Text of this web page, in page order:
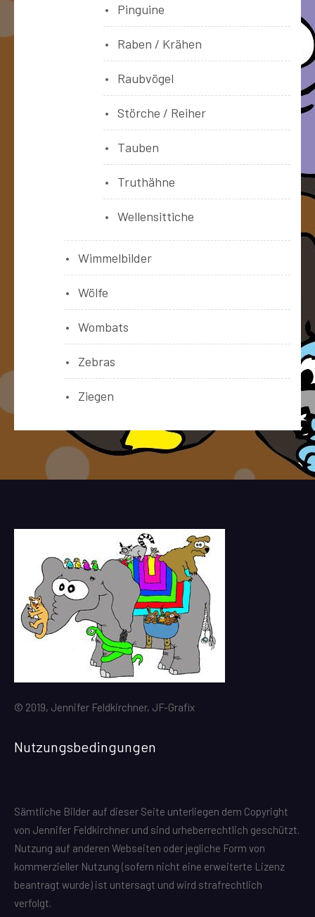
Pinguine
Raben / Krähen
Raubvögel
Störche / Reiher
Tauben
Truthähne
Wellensittiche
Wimmelbilder
Wölfe
Wombats
Zebras
Ziegen
© 2019, Jennifer Feldkirchner, JF-Grafix
Nutzungsbedingungen
Sämtliche Bilder auf dieser Seite unterliegen dem Copyright
von Jennifer Feldkirchner und sind urheberrechtlich geschützt.
Nutzung auf anderen Webseiten oder jegliche Form von
kommerzieller Nutzung (sofern nicht eine erweiterte Lizenz
beantragt wurde) ist untersagt und wird strafrechtlich
verfolgt.